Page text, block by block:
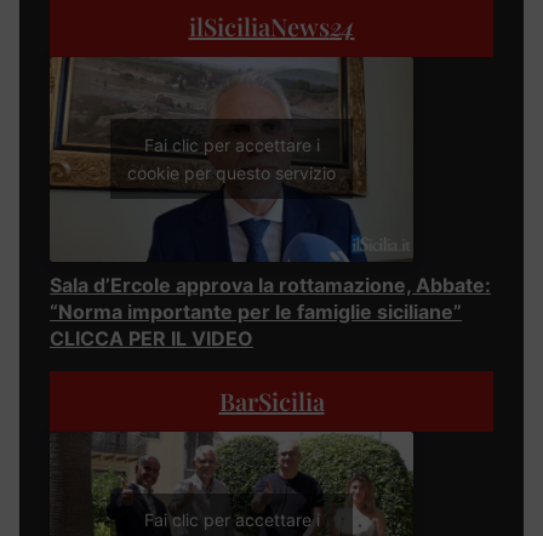
ilSiciliaNews24
Fai clic per accettare i
cookie per questo servizio
Sala d’Ercole approva la rottamazione, Abbate:
“Norma importante per le famiglie siciliane”
CLICCA PER IL VIDEO
BarSicilia
Fai clic per accettare i